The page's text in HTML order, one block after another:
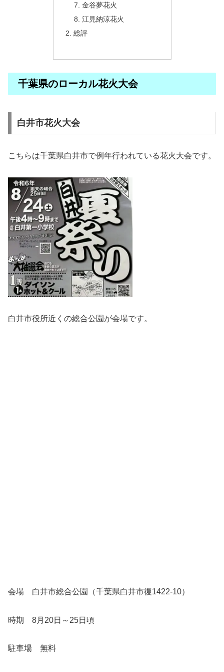
金谷夢花火
江見納涼花火
総評
千葉県のローカル花火大会
白井市花火大会
こちらは千葉県白井市で例年行われている花火大会です。
白井市役所近くの総合公園が会場です。
会場 白井市総合公園（千葉県白井市復1422-10）
時期 8月20日～25日頃
駐車場 無料